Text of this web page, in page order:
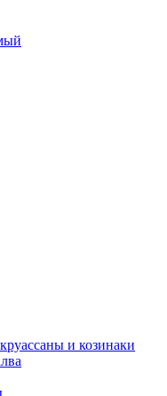
и козинаки